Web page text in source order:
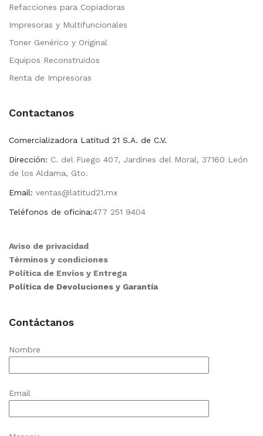
Refacciones para Copiadoras
Impresoras y Multifuncionales
Toner Genérico y Original
Equipos Reconstruidos
Renta de Impresoras
Contactanos
Comercializadora Latitud 21 S.A. de C.V.
Dirección: C. del Fuego 407, Jardines del Moral, 37160 León
de los Aldama, Gto.
Email: ventas@latitud21.mx
Teléfonos de oficina:477 251 9404
Aviso de privacidad
Términos y condiciones
Política de Envíos y Entrega
Política de Devoluciones y Garantía
Contáctanos
Nombre
Email